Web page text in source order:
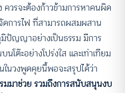
วรจะต้องก้าวข้ามการหาคนผิด
การไฟ ที่สามารถผสมผสาน
ปัญญาอย่างเป็นธรรม มีการ
โต๊ะอย่างโปร่งใส และเท่าเทียม
นวงพูดคุยนี้พอจะสรุปได้ว่า
รมมาช่วย รวมถึงการสนับสนุนงบ